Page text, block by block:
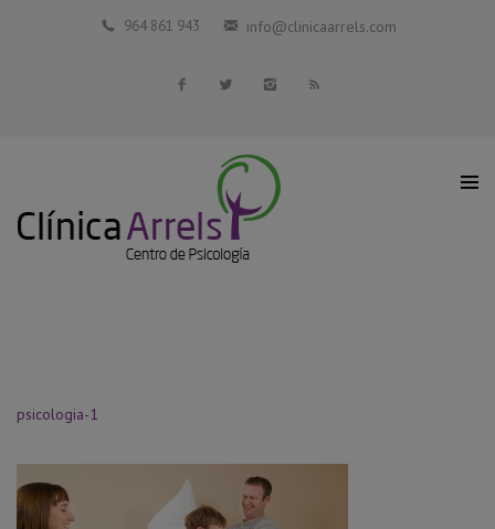
Blog
964 861 943 info@clinicaarrels.com
psicologia-1